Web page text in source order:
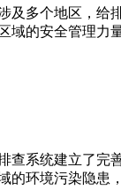
多个地区，给
的安全管理
查系统建立了
的环境污染隐